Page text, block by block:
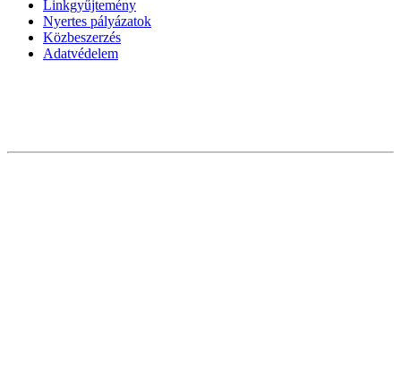
Linkgyűjtemény
Nyertes pályázatok
Közbeszerzés
Adatvédelem